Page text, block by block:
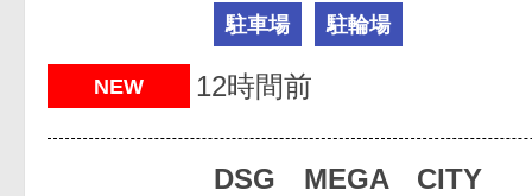
駐車場 駐輪場
NEW 12時間前
DSG MEGA CITY